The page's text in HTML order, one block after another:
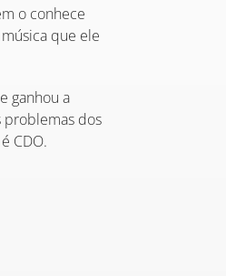
o conhece
que ele
ganhou a
problemas dos
CDO.